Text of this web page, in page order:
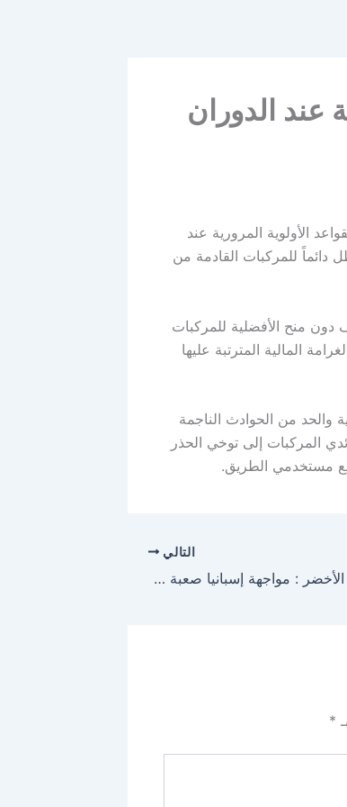
عند الدوران
الأولوية المرورية عند
دائماً للمركبات القادمة من
دون منح الأفضلية للمركبات
المالية المترتبة عليها
والحد من الحوادث الناجمة
المركبات إلى توخي الحذر
مستخدمي الطريق.
التالي
مدرب الأخضر : مواجهة إسبانيا صعبة ولن نخاطر أمامها
*